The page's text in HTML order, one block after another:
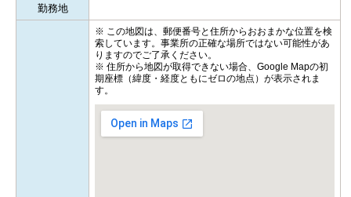
勤務地
※ この地図は、郵便番号と住所からおおまかな位置を検
索しています。事業所の正確な場所ではない可能性があ
りますのでご了承ください。
※ 住所から地図が取得できない場合、Google Mapの初
期座標（緯度・経度ともにゼロの地点）が表示されま
す。